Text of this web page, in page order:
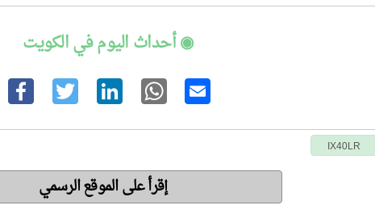
◉ أحداث اليوم في الكويت
IX40LR
إقرأ على الموقع الرسمي